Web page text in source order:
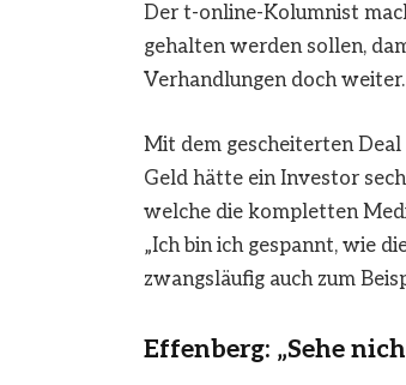
Der t-online-Kolumnist
gehalten werden sollen,
Verhandlungen doch
Mit dem gescheiterten Deal
Geld hätte ein Investor
welche die kompletten
„Ich bin ich gespannt, wie
zwangsläufig auch zum
Effenberg: „Sehe